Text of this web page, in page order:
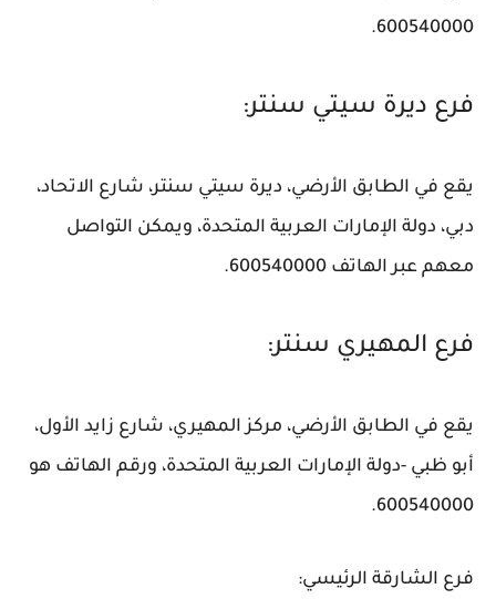
600540000.
فرع ديرة سيتي سنتر:
يقع في الطابق الأرضي، ديرة سيتي سنتر، شارع الاتحاد،
دبي، دولة الإمارات العربية المتحدة، ويمكن التواصل
معهم عبر الهاتف 600540000.
فرع المهيري سنتر:
يقع في الطابق الأرضي، مركز المهيري، شارع زايد الأول،
أبو ظبي -دولة الإمارات العربية المتحدة، ورقم الهاتف هو
600540000.
فرع الشارقة الرئيسي: